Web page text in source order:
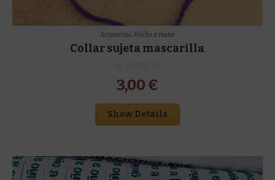
Accesorios, Hecho a mano
Collar sujeta mascarilla
3,00 €
Show Details